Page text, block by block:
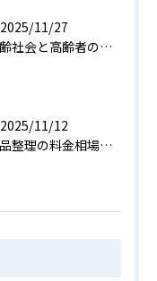
2025/11/27
高齢社会と高齢者の現状や課題をデータと共にわかりやすく解説
2025/11/12
遺品整理の料金相場と費用を抑えるためのポイントを詳しく解説